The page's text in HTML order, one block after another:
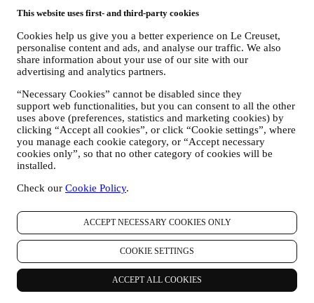
This website uses first- and third-party cookies
Cookies help us give you a better experience on Le Creuset,
personalise content and ads, and analyse our traffic. We also
share information about your use of our site with our
advertising and analytics partners.
“Necessary Cookies” cannot be disabled since they
support web functionalities, but you can consent to all the other
uses above (preferences, statistics and marketing cookies) by
clicking “Accept all cookies”, or click “Cookie settings”, where
you manage each cookie category, or “Accept necessary
cookies only”, so that no other category of cookies will be
installed.
Check our Cookie Policy.
ACCEPT NECESSARY COOKIES ONLY
COOKIE SETTINGS
ACCEPT ALL COOKIES
lokaal niveau (binnen een bepaald land); (c) beide gezamenlijk
beheerders die nodig zijn om de verzoeken van uw betrokkene om
rechten af te handelen.
3. WAAROM VERZAMELEN WIJ DEZE GEGEVENS?
Wij kunnen uw gegevens verwerken voor de volgende doeleinden:
VOOR ONZE WETTELIJKE VERPLICHTINGEN
Mogelijk moeten we bepaalde gegevens over u verwerken om
te voldoen aan onze wettelijke verplichtingen en andere
verplichtingen die voortvloeien uit instructies van de overheid.
OM EEN LE CREUSET-ACCOUNT AAN TE MAKEN
We zullen uw gegevens gebruiken om een Le Creuset-
account aan te maken die u toegang geeft tot een reeks
voordelen voor geregistreerde gebruikers, om beter te kunnen
genieten van onze diensten, zoals sneller afrekenen, meerdere
verzendadressen opslaan, bestellingen bekijken en volgen.
Elke verwerkingsactiviteit is vereist om ons in staat te stellen
deze diensten aan u als Le Creuset-accounthouder te leveren.
OM UW BESTELLINGEN TE BEHEREN EN OM ONZE
PRODUCTEN, DIENSTEN EN ASSISTENTIE AAN U
TE LEVEREN
Wij zullen uw gegevens gebruiken om onze contractuele